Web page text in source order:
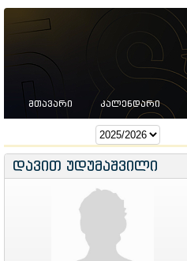
ᲛᲗᲐᲕᲐᲠᲘ ᲙᲐᲚᲔᲜᲓᲐᲠᲘ
დავით უდუმაშვილი